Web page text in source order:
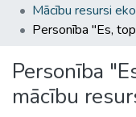
Personība
mācību